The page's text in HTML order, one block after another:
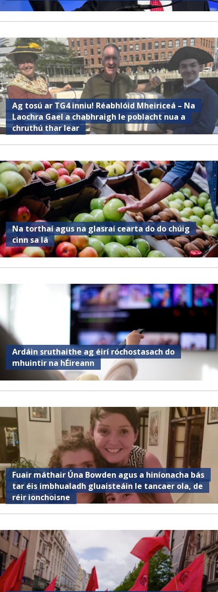
Ag tosú ar TG4 inniu! Réabhlóid Mheiriceá – Na
Laochra Gael a chabhraigh le poblacht nua a
chruthú thar lear
Na torthaí agus na glasraí cearta do do chúig
cinn sa lá
Ardáin sruthaithe ag éirí róchostasach do
mhuintir na hÉireann
Fuair ​​máthair Úna Bowden agus a hiníonacha bás
tar éis imbhualadh gluaisteáin le tancaer ola, de
réir ionchoisne